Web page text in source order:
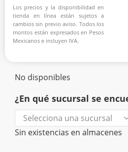
Los precios y la disponibilidad en
tienda en línea están sujetos a
cambios sin previo aviso. Todos los
montos están expresados en Pesos
Mexicanos e incluyen IVA.
No disponibles
¿En qué sucursal se
Sin existencias en almacenes